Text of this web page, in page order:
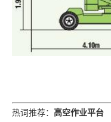
热词推荐： 高空作业平台